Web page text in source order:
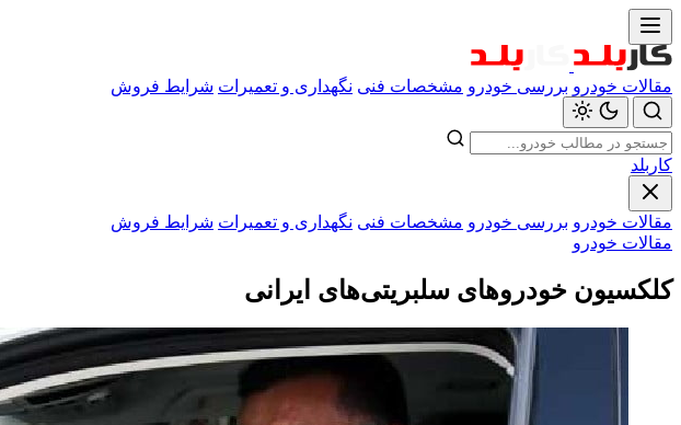
مقالات خودرو بررسی خودرو مشخصات فنی نگهداری و تعمیرات شرایط فروش
کاربلد
مقالات خودرو بررسی خودرو مشخصات فنی نگهداری و تعمیرات شرایط فروش
مقالات خودرو
کلکسیون خودروهای سلبریتی‌های ایرانی